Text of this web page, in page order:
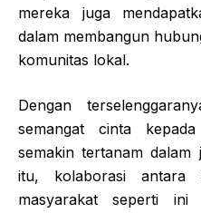
mereka juga
dalam membangun
komunitas lokal.
Dengan
semangat cinta
semakin tertanam dalam
itu, kolaborasi antara
masyarakat seperti ini